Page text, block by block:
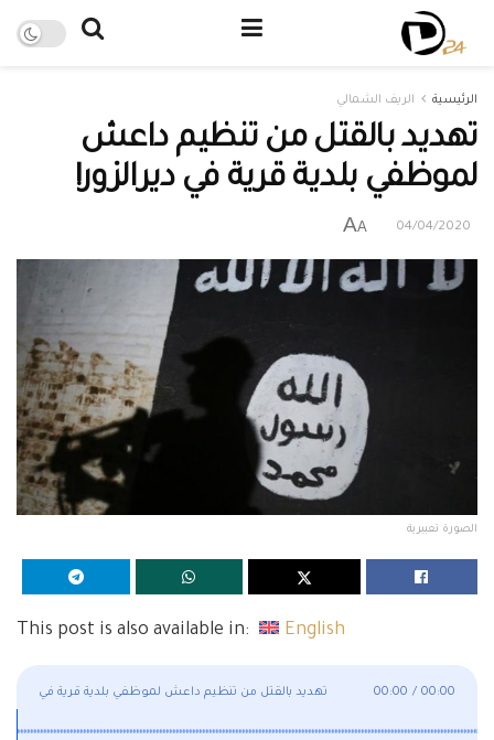
الرئيسية الريف الشمالي
تهديد بالقتل من تنظيم داعش
لموظفي بلدية قرية في ديرالزور!
04/04/2020
A
A
الصورة تعبيرية
This post is also available in: English
تهديد بالقتل من تنظيم داعش لموظفي بلدية قرية في 00:00 / 00:00